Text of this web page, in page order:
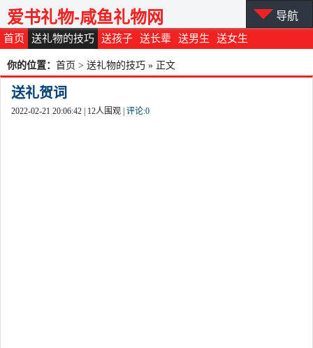
首页 送礼物的技巧 送孩子 送长辈 送男生 送女生
爱书礼物-咸鱼礼物网 导航
你的位置： 首页 > 送礼物的技巧 » 正文
送礼贺词
2022-02-21 20:06:42 | 12人围观 | 评论:0